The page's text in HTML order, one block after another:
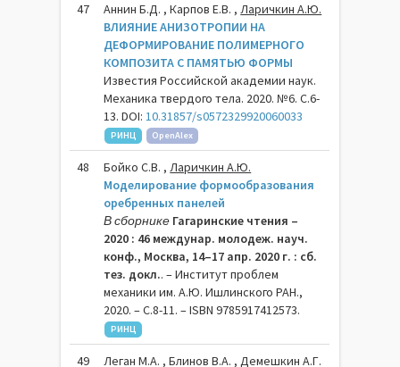
47 Аннин Б.Д. , Карпов Е.В. ,Ларичкин А.Ю.
ВЛИЯНИЕ АНИЗОТРОПИИ НА
ДЕФОРМИРОВАНИЕ ПОЛИМЕРНОГО
КОМПОЗИТА С ПАМЯТЬЮ ФОРМЫ
Известия Российской академии наук.
Механика твердого тела. 2020. №6. С.6-
13. DOI:10.31857/s0572329920060033
РИНЦ OpenAlex
48 Бойко С.В. ,Ларичкин А.Ю.
Моделирование формообразования
оребренных панелей
В сборнике Гагаринские чтения –
2020 : 46 междунар. молодеж. науч.
конф., Москва, 14–17 апр. 2020 г. : сб.
тез. докл.. – Институт проблем
механики им. А.Ю. Ишлинского РАН.,
2020. – C.8-11. – ISBN 9785917412573.
РИНЦ
49 Леган М.А. , Блинов В.А. , Демешкин А.Г.